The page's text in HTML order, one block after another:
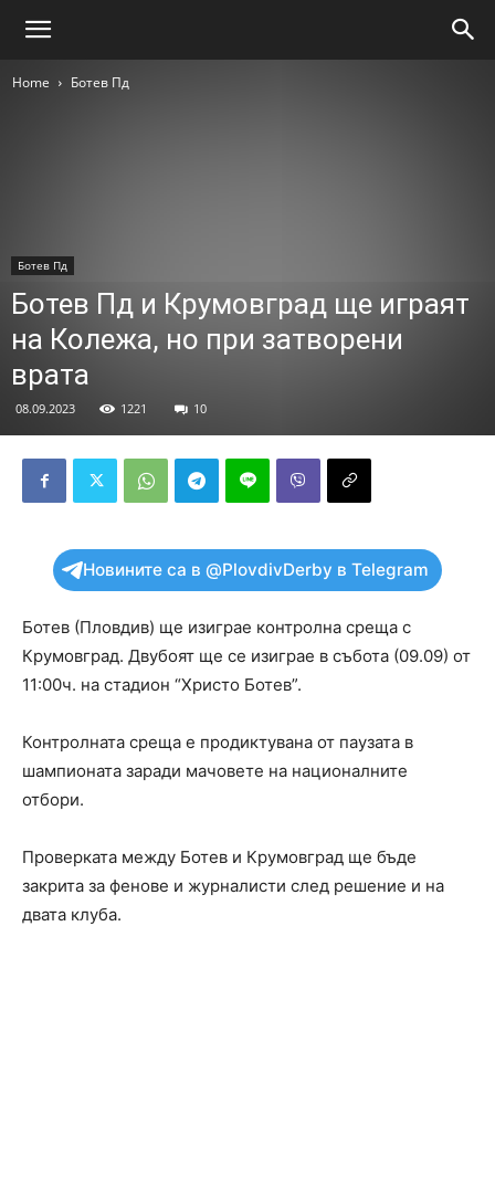
Home Ботев Пд
Ботев Пд
Ботев Пд и Крумовград ще играят
на Колежа, но при затворени
врата
08.09.2023 1221 10
Новините са в @PlovdivDerby в Telegram
Ботев (Пловдив) ще изиграе контролна среща с
Крумовград. Двубоят ще се изиграе в събота (09.09) от
11:00ч. на стадион “Христо Ботев”.
Контролната среща е продиктувана от паузата в
шампионата заради мачовете на националните
отбори.
Проверката между Ботев и Крумовград ще бъде
закрита за фенове и журналисти след решение и на
двата клуба.